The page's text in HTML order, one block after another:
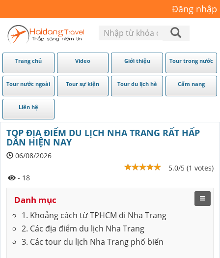
Đăng nhập
Trang chủ Video Giới thiệu Tour trong nước
Tour nước ngoài Tour sự kiện Tour du lịch hè Cẩm nang
Liên hệ
TOP ĐỊA ĐIỂM DU LỊCH NHA TRANG RẤT HẤP
DẪN HIỆN NAY
06/08/2026
5.0/5 (1 votes)
- 18
Danh mục
1. Khoảng cách từ TPHCM đi Nha Trang
2. Các địa điểm du lịch Nha Trang
3. Các tour du lịch Nha Trang phổ biến